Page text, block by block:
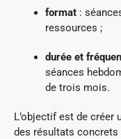
format :
ressources ;
durée et
séances
de trois mois.
L’objectif est de
des résultats